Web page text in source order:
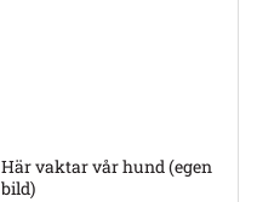
Här vaktar vår hund (egen
bild)